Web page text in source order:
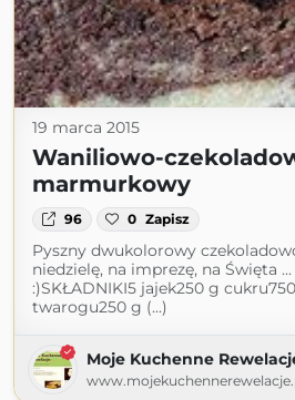
19 marca 2015
Waniliowo-
marmurkowy
96 0 Zapisz
Pyszny dwukolorowy
niedzielę, na imprezę, na Święta
:)SKŁADNIKI5 jajek250 g
twarogu250 g (...)
Moje Kuchenne